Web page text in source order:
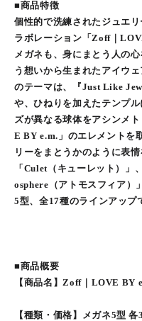
■商品特徴
個性的で洗練されたジュエ
ラボレーション「Zoff｜
メガネも、身にまとう人の
う想いから生まれたアイウ
のテーマは、『Just Like
や、ひねりを加えたテンプ
ズが異なる球体をアシンメ
E BY e.m.」のエレメントを
リーをまとうかのように表
「Culet（キューレット）
osphere（アトモスフィア）
5型、全17種のラインアップ
■商品概要
【商品名】Zoff｜LOVE BY
【種類・価格】メガネ5型